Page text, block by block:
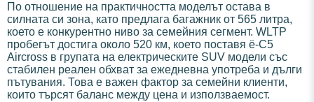
По отношение на практичността моделът остава в
силната си зона, като предлага багажник от 565 литра,
което е конкурентно ниво за семейния сегмент. WLTP
пробегът достига около 520 км, което поставя ë-C5
Aircross в групата на електрическите SUV модели със
стабилен реален обхват за ежедневна употреба и дълги
пътувания. Това е важен фактор за семейни клиенти,
които търсят баланс между цена и използваемост.